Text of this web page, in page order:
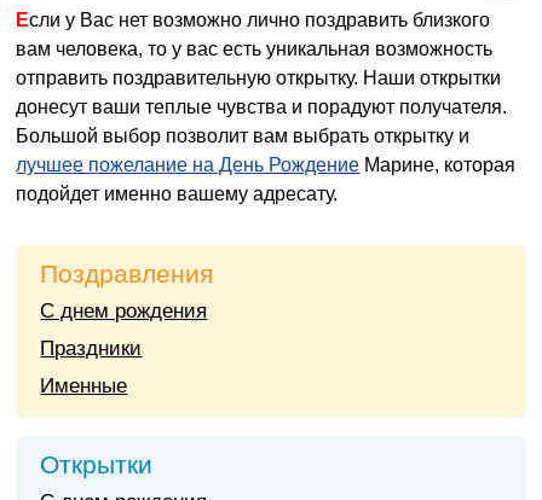
Если у Вас нет возможно лично поздравить близкого
вам человека, то у вас есть уникальная возможность
отправить поздравительную открытку. Наши открытки
донесут ваши теплые чувства и порадуют получателя.
Большой выбор позволит вам выбрать открытку и
лучшее пожелание на День Рождение Марине, которая
подойдет именно вашему адресату.
Поздравления
С днем рождения
Праздники
Именные
Открытки